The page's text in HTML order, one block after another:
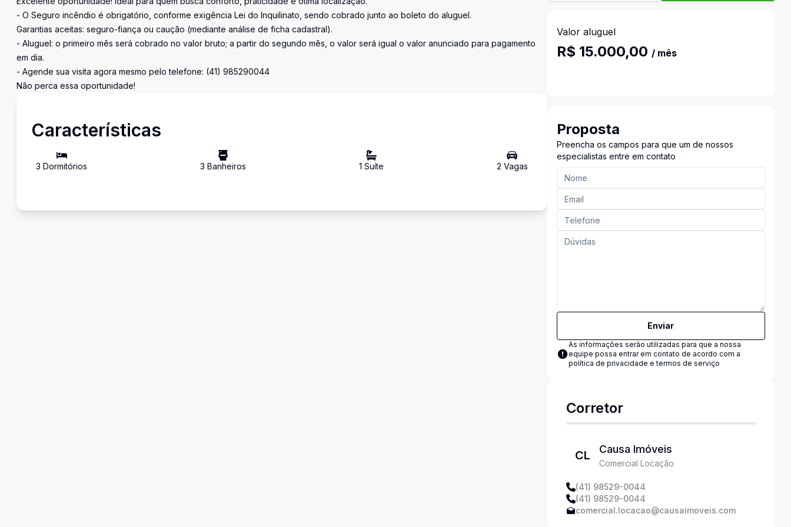
- O Seguro incêndio é obrigatório, conforme exigência Lei do Inquilinato, sendo cobrado junto ao boleto do aluguel.
Garantias aceitas: seguro-fiança ou caução (mediante análise de ficha cadastral).
- Aluguel: o primeiro mês será cobrado no valor bruto; a partir do segundo mês, o valor será igual o valor anunciado para pagamento
em dia.
- Agende sua visita agora mesmo pelo telefone: (41) 985290044
Não perca essa oportunidade!
Características
3 Dormitórios 3 Banheiros 1 Suíte 2 Vagas
Valor aluguel
R$ 15.000,00 / mês
Proposta
Preencha os campos para que um de nossos
especialistas entre em contato
Enviar
As informações serão utilizadas para que a nossa
equipe possa entrar em contato de acordo com a
política de privacidade e termos de serviço
Corretor
CL Causa Imóveis
Comercial Locação
(41) 98529-0044
(41) 98529-0044
comercial.locacao@causaimoveis.com